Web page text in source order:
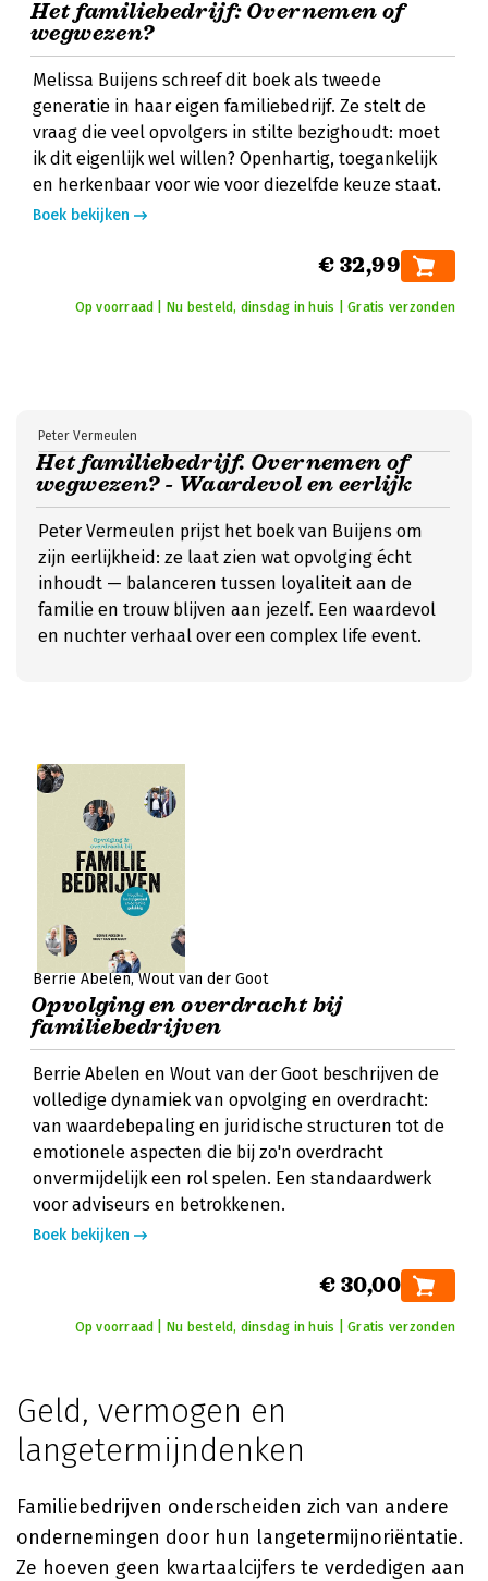
Het familiebedrijf: Overnemen of
wegwezen?
Melissa Buijens schreef dit boek als tweede
generatie in haar eigen familiebedrijf. Ze stelt de
vraag die veel opvolgers in stilte bezighoudt: moet
ik dit eigenlijk wel willen? Openhartig, toegankelijk
en herkenbaar voor wie voor diezelfde keuze staat.
Boek bekijken
€ 32,99
Op voorraad | Nu besteld, dinsdag in huis | Gratis verzonden
Het familiebedrijf. Overnemen of
wegwezen? - Waardevol en eerlijk
Peter Vermeulen
Peter Vermeulen prijst het boek van Buijens om
zijn eerlijkheid: ze laat zien wat opvolging écht
inhoudt — balanceren tussen loyaliteit aan de
familie en trouw blijven aan jezelf. Een waardevol
en nuchter verhaal over een complex life event.
Berrie Abelen Wout van der Goot
Opvolging en overdracht bij
familiebedrijven
Berrie Abelen en Wout van der Goot beschrijven de
volledige dynamiek van opvolging en overdracht:
van waardebepaling en juridische structuren tot de
emotionele aspecten die bij zo'n overdracht
onvermijdelijk een rol spelen. Een standaardwerk
voor adviseurs en betrokkenen.
Boek bekijken
€ 30,00
Op voorraad | Nu besteld, dinsdag in huis | Gratis verzonden
Geld, vermogen en
langetermijndenken
Familiebedrijven onderscheiden zich van andere
ondernemingen door hun langetermijnoriëntatie.
Ze hoeven geen kwartaalcijfers te verdedigen aan